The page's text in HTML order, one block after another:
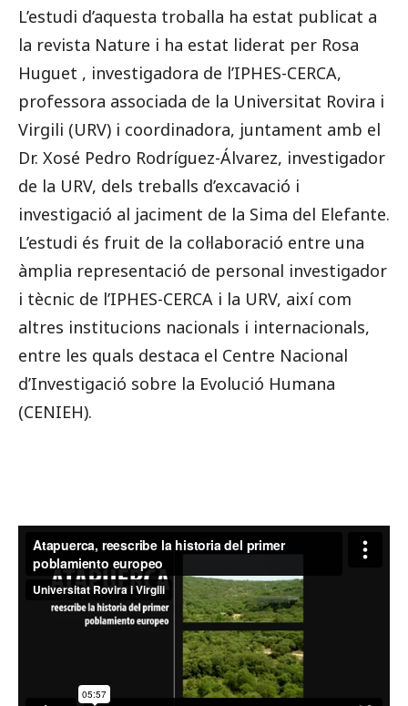
L’estudi d’aquesta troballa ha estat publicat a
la revista Nature i ha estat liderat per Rosa
Huguet , investigadora de l’IPHES-CERCA,
professora associada de la Universitat Rovira i
Virgili (URV) i coordinadora, juntament amb el
Dr. Xosé Pedro Rodríguez-Álvarez, investigador
de la URV, dels treballs d’excavació i
investigació al jaciment de la Sima del Elefante.
L’estudi és fruit de la col·laboració entre una
àmplia representació de personal investigador
i tècnic de l’IPHES-CERCA i la URV, així com
altres institucions nacionals i internacionals,
entre les quals destaca el Centre Nacional
d’Investigació sobre la Evolució Humana
(CENIEH).
Referència: Huguet, R. et al. The earliest